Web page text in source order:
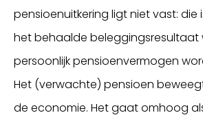
pensioenuitkering ligt niet vast: die
het behaalde beleggingsresultaat
persoonlijk pensioenvermogen
Het (verwachte) pensioen
de economie. Het gaat omhoog